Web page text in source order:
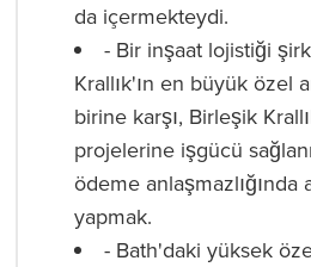
da içermekteydi.
- Bir inşaat lojistiği
Krallık'ın en büyük özel
birine karşı, Birleşik
projelerine işgücü
ödeme anlaşmazlığında
yapmak.
- Bath'daki yüksek